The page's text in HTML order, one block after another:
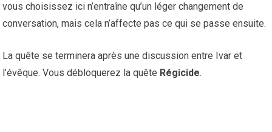
vous choisissez ici n’entraîne qu’un léger changement de
conversation, mais cela n’affecte pas ce qui se passe ensuite.
La quête se terminera après une discussion entre Ivar et
l’évêque. Vous débloquerez la quête Régicide.